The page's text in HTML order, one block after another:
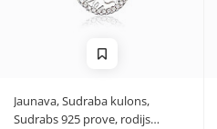
Jaunava, Sudraba kulons,
Sudrabs 925 prove, rodijs